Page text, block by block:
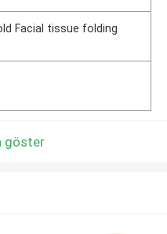
Facial tissue folding
göster